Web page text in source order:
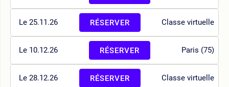
Le 25.11.26 Classe virtuelle
RÉSERVER
Le 10.12.26 Paris (75)
RÉSERVER
Le 28.12.26 Classe virtuelle
RÉSERVER